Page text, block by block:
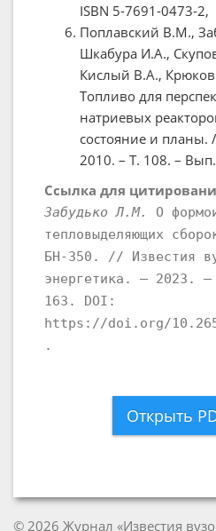
ISBN 5-7691-0473-2,
Поплавский В.М.,
Шкабура И.А.,
Кислый В.А.,
Топливо для
натриевых
состояние и планы.
2010. – Т. 108. –
Ссылка для
Забудько Л.М.
О
тепловыделяющих
БН-350. // Известия
энергетика. – 2023.
163. DOI:
https://doi.org/
.
Открыть
© 2026 Журнал «Известия